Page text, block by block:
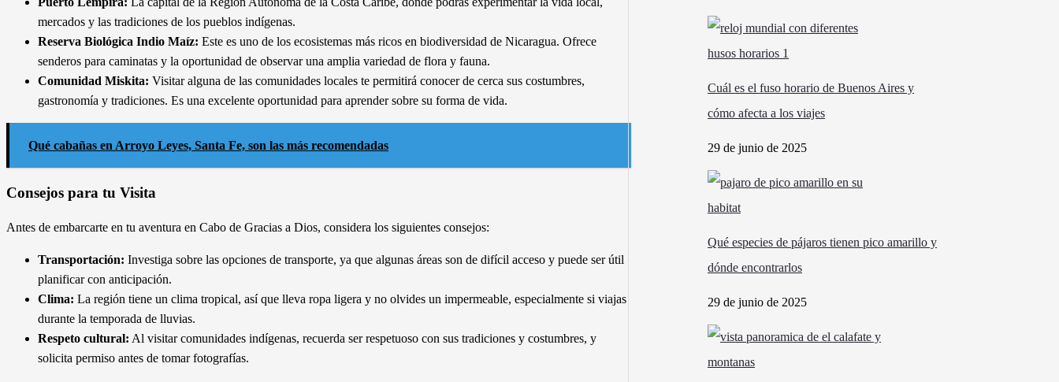
mercados y las tradiciones de los pueblos indígenas.
Reserva Biológica Indio Maíz: Este es uno de los ecosistemas más ricos en biodiversidad de Nicaragua. Ofrece
senderos para caminatas y la oportunidad de observar una amplia variedad de flora y fauna.
Comunidad Miskita: Visitar alguna de las comunidades locales te permitirá conocer de cerca sus costumbres,
gastronomía y tradiciones. Es una excelente oportunidad para aprender sobre su forma de vida.
Qué cabañas en Arroyo Leyes, Santa Fe, son las más recomendadas
Consejos para tu Visita
Antes de embarcarte en tu aventura en Cabo de Gracias a Dios, considera los siguientes consejos:
Transportación: Investiga sobre las opciones de transporte, ya que algunas áreas son de difícil acceso y puede ser útil
planificar con anticipación.
Clima: La región tiene un clima tropical, así que lleva ropa ligera y no olvides un impermeable, especialmente si viajas
durante la temporada de lluvias.
Respeto cultural: Al visitar comunidades indígenas, recuerda ser respetuoso con sus tradiciones y costumbres, y
solicita permiso antes de tomar fotografías.
Cuál es el fuso horario de Buenos Aires y
cómo afecta a los viajes
29 de junio de 2025
Qué especies de pájaros tienen pico amarillo y
dónde encontrarlos
29 de junio de 2025